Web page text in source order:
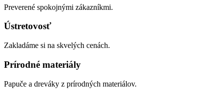
Preverené spokojnými zákazníkmi.
Ústretovosť
Zakladáme si na skvelých cenách.
Prírodné materiály
Papuče a dreváky z prírodných materiálov.